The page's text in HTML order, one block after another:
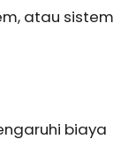
atau sistem
biaya